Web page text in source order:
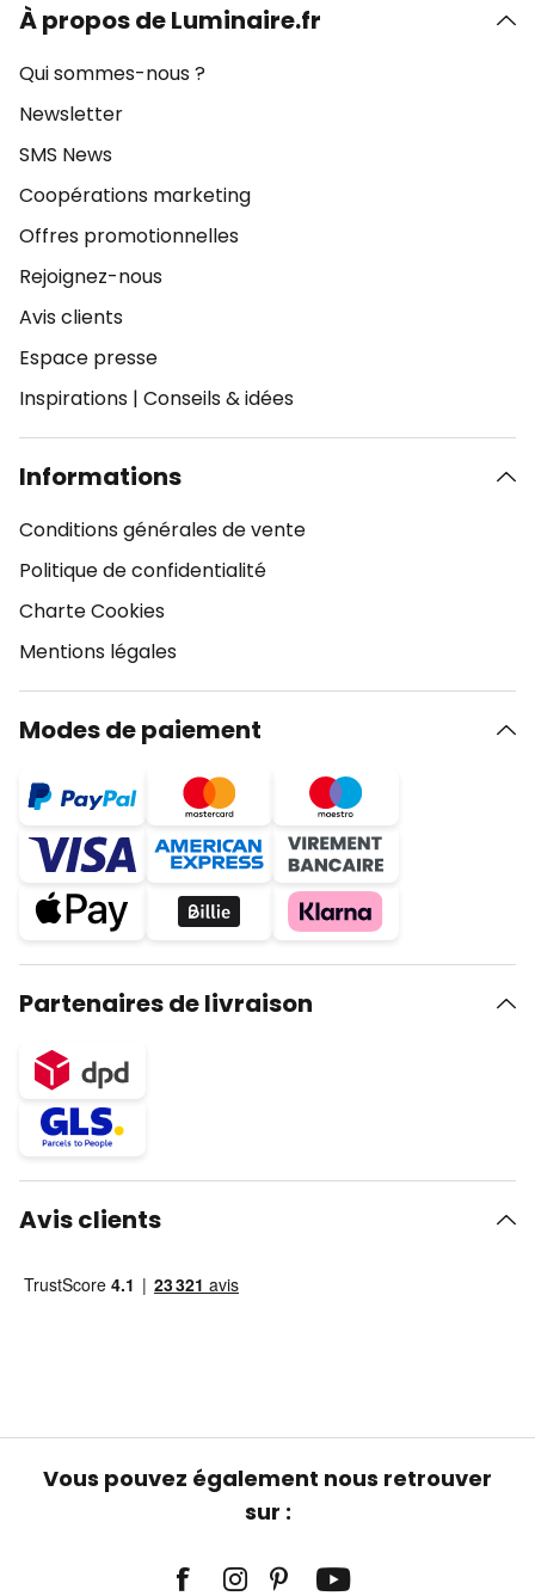
À propos de Luminaire.fr
Qui sommes-nous ?
Newsletter
SMS News
Coopérations marketing
Offres promotionnelles
Rejoignez-nous
Avis clients
Espace presse
Inspirations | Conseils & idées
Informations
Conditions générales de vente
Politique de confidentialité
Charte Cookies
Mentions légales
Modes de paiement
Partenaires de livraison
Avis clients
Vous pouvez également nous retrouver
sur :